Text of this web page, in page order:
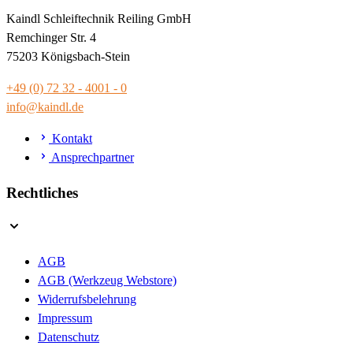
Kaindl Schleiftechnik Reiling GmbH
Remchinger Str. 4
75203 Königsbach-Stein
+49 (0) 72 32 - 4001 - 0
info@kaindl.de
Kontakt
Ansprechpartner
Rechtliches
AGB
AGB (Werkzeug Webstore)
Widerrufsbelehrung
Impressum
Datenschutz